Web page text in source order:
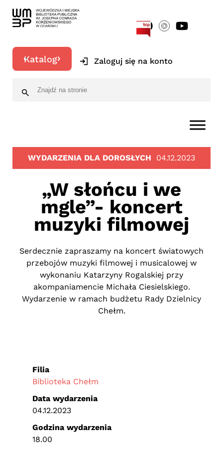
Katalog Zaloguj się na konto
WYDARZENIA DLA DOROSŁYCH 04.12.2023
„W słońcu i we
mgle”- koncert
muzyki filmowej
Serdecznie zapraszamy na koncert światowych
przebojów muzyki filmowej i musicalowej w
wykonaniu Katarzyny Rogalskiej przy
akompaniamencie Michała Ciesielskiego.
Wydarzenie w ramach budżetu Rady Dzielnicy
Chełm.
Filia
Biblioteka Chełm
Data wydarzenia
04.12.2023
Godzina wydarzenia
18.00